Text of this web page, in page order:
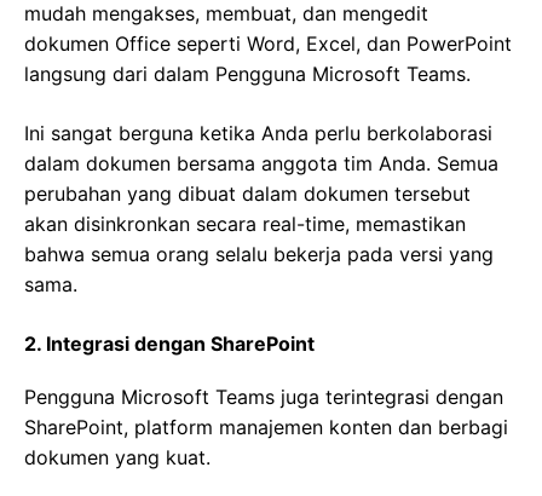
mudah mengakses, membuat, dan mengedit
dokumen Office seperti Word, Excel, dan PowerPoint
langsung dari dalam Pengguna Microsoft Teams.
Ini sangat berguna ketika Anda perlu berkolaborasi
dalam dokumen bersama anggota tim Anda. Semua
perubahan yang dibuat dalam dokumen tersebut
akan disinkronkan secara real-time, memastikan
bahwa semua orang selalu bekerja pada versi yang
sama.
2. Integrasi dengan SharePoint
Pengguna Microsoft Teams juga terintegrasi dengan
SharePoint, platform manajemen konten dan berbagi
dokumen yang kuat.